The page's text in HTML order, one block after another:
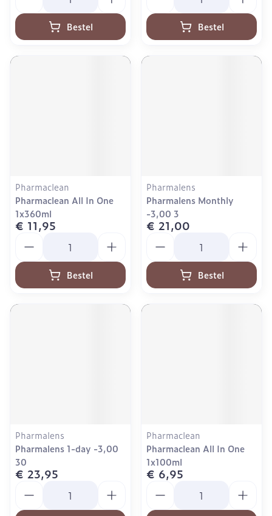
Bestel Bestel
Pharmaclean
Pharmaclean All In One
1x360ml
€ 11,95
Bestel
Pharmalens
Pharmalens Monthly
-3,00 3
€ 21,00
Bestel
Pharmalens
Pharmalens 1-day -3,00
30
€ 23,95
Pharmaclean
Pharmaclean All In One
1x100ml
€ 6,95